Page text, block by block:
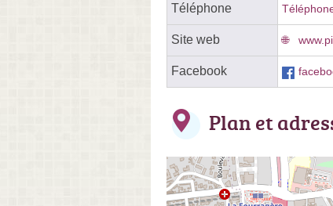
Téléphone
Site web
Facebook
Plan et